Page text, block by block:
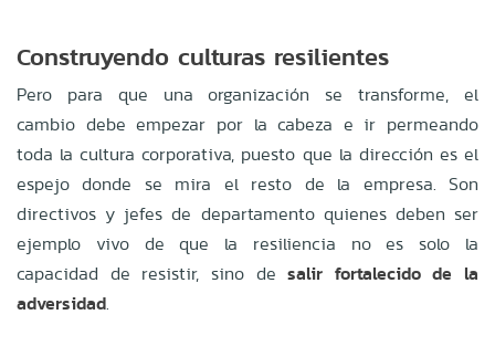
Construyendo culturas resilientes
Pero para que una organización se transforme, el
cambio debe empezar por la cabeza e ir permeando
toda la cultura corporativa, puesto que la dirección es el
espejo donde se mira el resto de la empresa. Son
directivos y jefes de departamento quienes deben ser
ejemplo vivo de que la resiliencia no es solo la
capacidad de resistir, sino desalir fortalecido de la
adversidad.